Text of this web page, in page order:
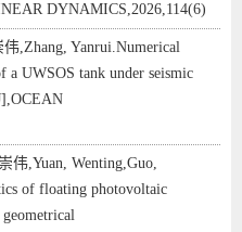
DYNAMICS,2026,114(6)
,Zhang, Yanrui.Numerical
a UWSOS tank under seismic
伟,Yuan, Wenting,Guo,
of floating photovoltaic